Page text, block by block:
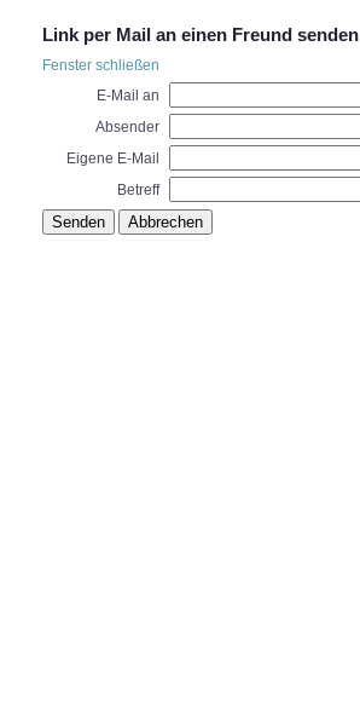
Link per Mail an einen Freund senden
Fenster schließen
E-Mail an
Absender
Eigene E-Mail
Betreff
Senden Abbrechen